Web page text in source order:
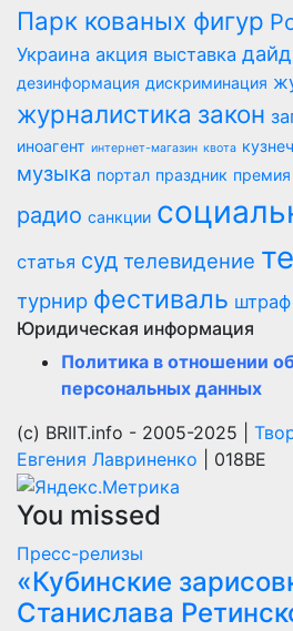
Парк кованых фигур
Украина акция выставка
дезинформация дискриминация
журналистика закон
иноагент интернет-магазин квота
музыка портал праздник премия
радио санкции
статья суд телевидение
турнир фестиваль штраф
Юридическая информация
Политика в отношении
персональных данных
(с) BRIIT.info - 2005-2025 |
Евгения Лавриненко | 018BE
You missed
Пресс-релизы
«Кубинские
Станислава